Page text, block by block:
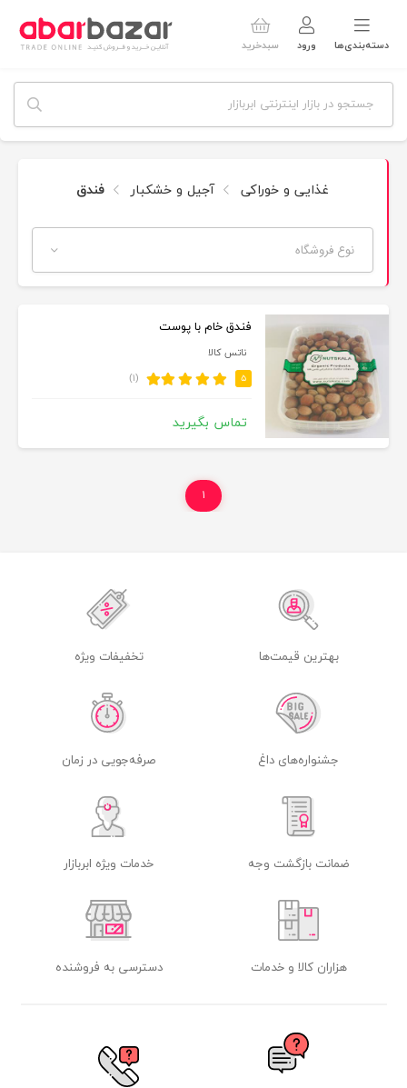
دسته‌بندی‌ها ورود سبدخرید
غذایی و خوراکی آجیل و خشکبار فندق
نوع فروشگاه
فندق خام با پوست
ناتس کالا
۵ (۱)
تماس بگیرید
۱
بهترین قیمت‌ها تخفیفات ویژه
جشنواره‌های داغ صرفه‌جویی در زمان
ضمانت بازگشت وجه خدمات ویژه ابربازار
هزاران کالا و خدمات دسترسی به فروشنده